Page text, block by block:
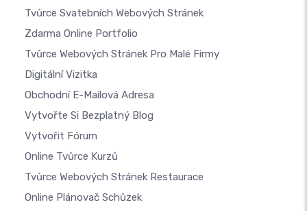
Tvůrce Svatebních Webových Stránek
Zdarma Online Portfolio
Tvůrce Webových Stránek Pro Malé Firmy
Digitální Vizitka
Obchodní E-Mailová Adresa
Vytvořte Si Bezplatný Blog
Vytvořit Fórum
Online Tvůrce Kurzů
Tvůrce Webových Stránek Restaurace
Online Plánovač Schůzek